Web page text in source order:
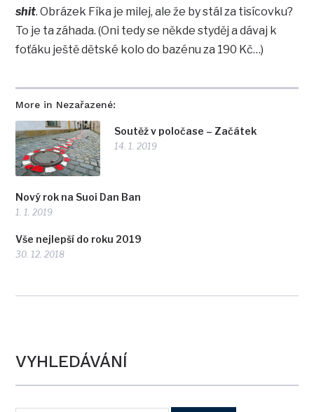
More in Nezařazené:
Soutěž v poločase – Začátek
14. 1. 2019
Nový rok na Suoi Dan Ban
1. 1. 2019
Vše nejlepší do roku 2019
30. 12. 2018
shit. Obrázek Fíka je milej, ale že by stál za tisícovku?
To je ta záhada. (Oni tedy se někde styděj a dávaj k
foťáku ještě dětské kolo do bazénu za 190 Kč…)
VYHLEDÁVÁNÍ